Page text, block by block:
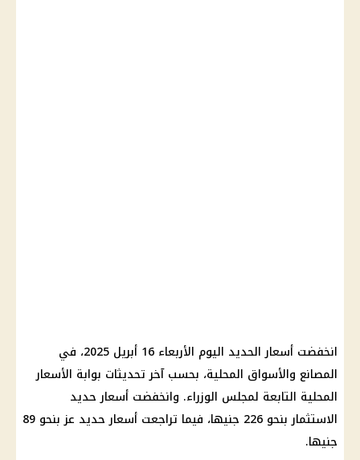
انخفضت أسعار الحديد اليوم الأربعاء 16 أبريل 2025، في
المصانع والأسواق المحلية، بحسب آخر تحديثات بوابة الأسعار
المحلية التابعة لمجلس الوزراء. وانخفضت أسعار حديد
الاستثمار بنحو 226 جنيها، فيما تراجعت أسعار حديد عز بنحو 89
جنيها.